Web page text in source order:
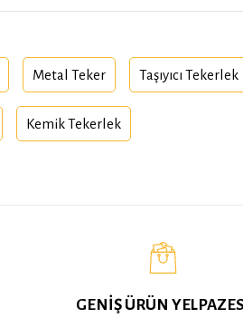
Metal Teker Taşıyıcı Tekerlek
Kemik Tekerlek
GENİŞ ÜRÜN